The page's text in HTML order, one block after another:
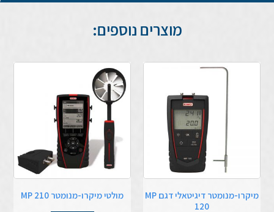
מוצרים נוספים:
מיקרו-מנומטר דיגיטאלי דגם MP
120
מולטי מיקרו-מנומטר MP 210